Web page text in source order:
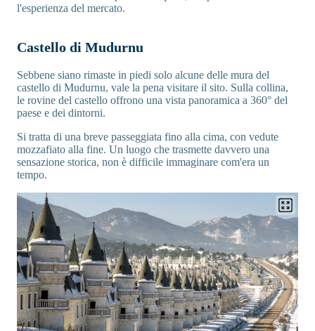
l'esperienza del mercato.
Castello di Mudurnu
Sebbene siano rimaste in piedi solo alcune delle mura del
castello di Mudurnu, vale la pena visitare il sito. Sulla collina,
le rovine del castello offrono una vista panoramica a 360° del
paese e dei dintorni.
Si tratta di una breve passeggiata fino alla cima, con vedute
mozzafiato alla fine. Un luogo che trasmette davvero una
sensazione storica, non è difficile immaginare com'era un
tempo.